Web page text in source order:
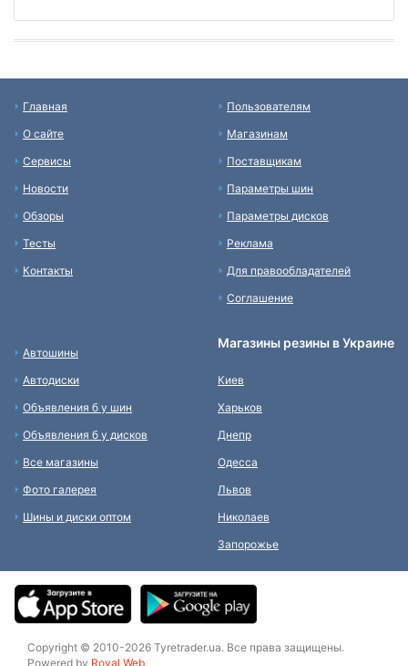
Главная
О сайте
Сервисы
Новости
Обзоры
Тесты
Контакты
Пользователям
Магазинам
Поставщикам
Параметры шин
Параметры дисков
Реклама
Для правообладателей
Соглашение
Автошины
Автодиски
Объявления б у шин
Объявления б у дисков
Все магазины
Фото галерея
Шины и диски оптом
Магазины резины в Украине
Киев
Харьков
Днепр
Одесса
Львов
Николаев
Запорожье
Copyright © 2010-2026 Tyretrader.ua. Все права защищены.
Powered by Royal Web